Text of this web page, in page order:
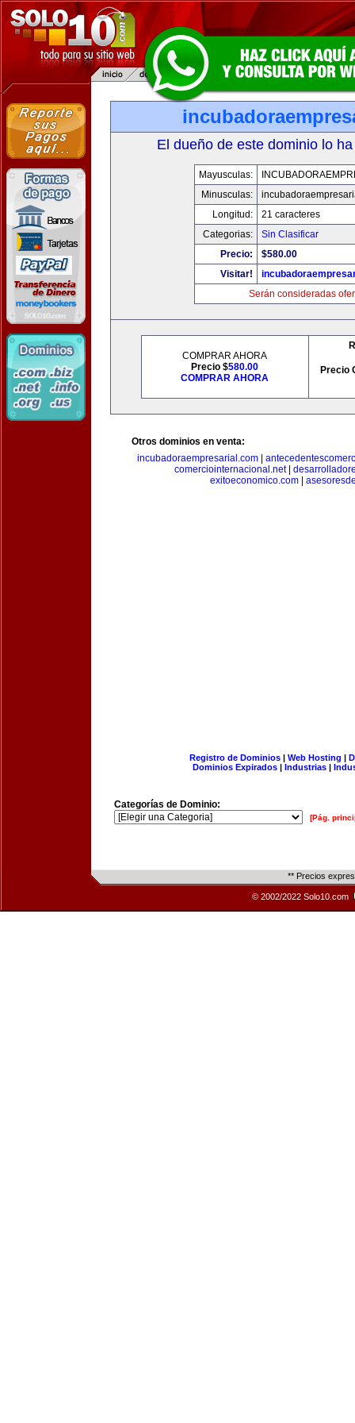
El dueño de este dominio lo
Mayusculas:
Minusculas:
Longitud:
21 caracteres
Categorias:
Sin Clasificar
Precio:
$580.00
Visitar!
Serán consideradas
COMPRAR AHORA
Precio $580.00
COMPRAR AHORA
Precio
Otros dominios en venta:
incubadoraempresarial.com
comerciointernacional.net|
exitoeconomico.com|
Registro de Dominios| Web Hosting |
Dominios Expirados | Industrias |
Categorías de Dominio:
[Pág.
** Precios
© 2002/2022 Solo10.com